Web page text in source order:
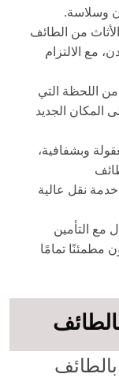
وسلاسة.
من الطائف
مع الالتزام
اللحظة التي
المكان الجديد
وبشفافية،
نقل عالية
مع التأمين
مطمئنًا تمامًا